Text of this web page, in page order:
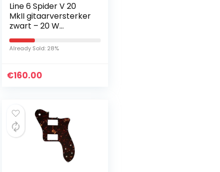
Line 6 Spider V 20
MkII gitaarversterker
zwart – 20 W
versterker met 8
inch luidsprekers, 16
geluidsvoorsets en 3…
Already Sold: 28%
€160.00